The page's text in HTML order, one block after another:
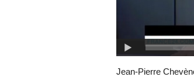
Jean-Pierre